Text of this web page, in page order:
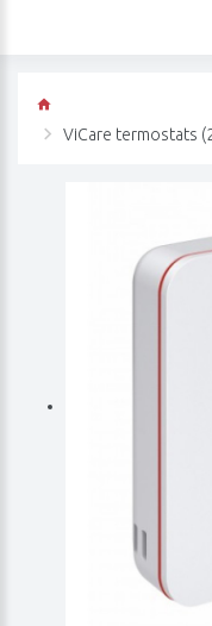
ViCare termostats